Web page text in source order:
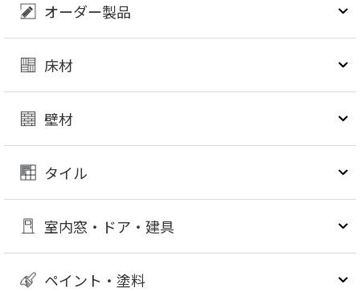
オーダー製品
床材
壁材
タイル
室内窓・ドア・建具
ペイント・塗料